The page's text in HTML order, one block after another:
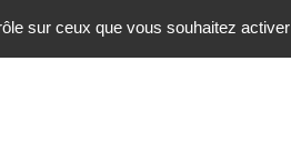
sur ceux que vous souhaitez activer